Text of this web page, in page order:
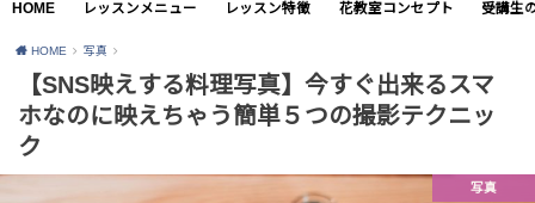
HOME レッスンメニュー レッスン特徴 花教室コンセプト 受講生
HOME 写真
【SNS映えする料理写真】今すぐ出来るスマ
ホなのに映えちゃう簡単５つの撮影テクニッ
ク
写真